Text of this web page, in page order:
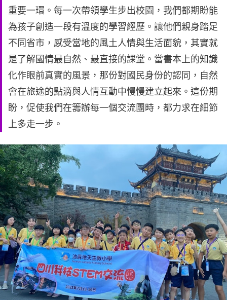
重要一環。每一次帶領學生步出校園，我們都期盼能
為孩子創造一段有溫度的學習經歷。讓他們親身踏足
不同省市，感受當地的風土人情與生活面貌，其實就
是了解國情最自然、最直接的課堂。當書本上的知識
化作眼前真實的風景，那份對國民身份的認同，自然
會在旅途的點滴與人情互動中慢慢建立起來。這份期
盼，促使我們在籌辦每一個交流團時，都力求在細節
上多走一步。